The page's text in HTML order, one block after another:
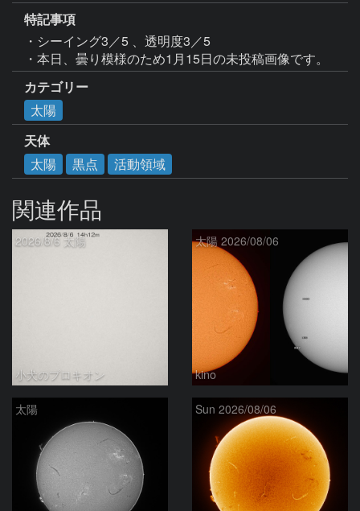
特記事項
・シーイング3／5 、透明度3／5
・本日、曇り模様のため1月15日の未投稿画像です。
カテゴリー
太陽
天体
太陽
黒点 活動領域
関連作品
2026/8/6 太陽
小犬のプロキオン
太陽 2026/08/06
kino
太陽 Sun 2026/08/06